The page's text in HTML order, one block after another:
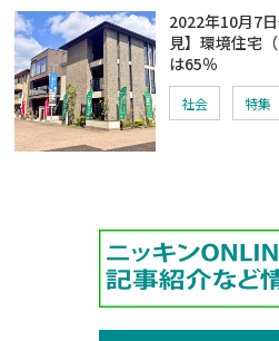
2022年10月7
見】環境住宅
は65％
社会 特集